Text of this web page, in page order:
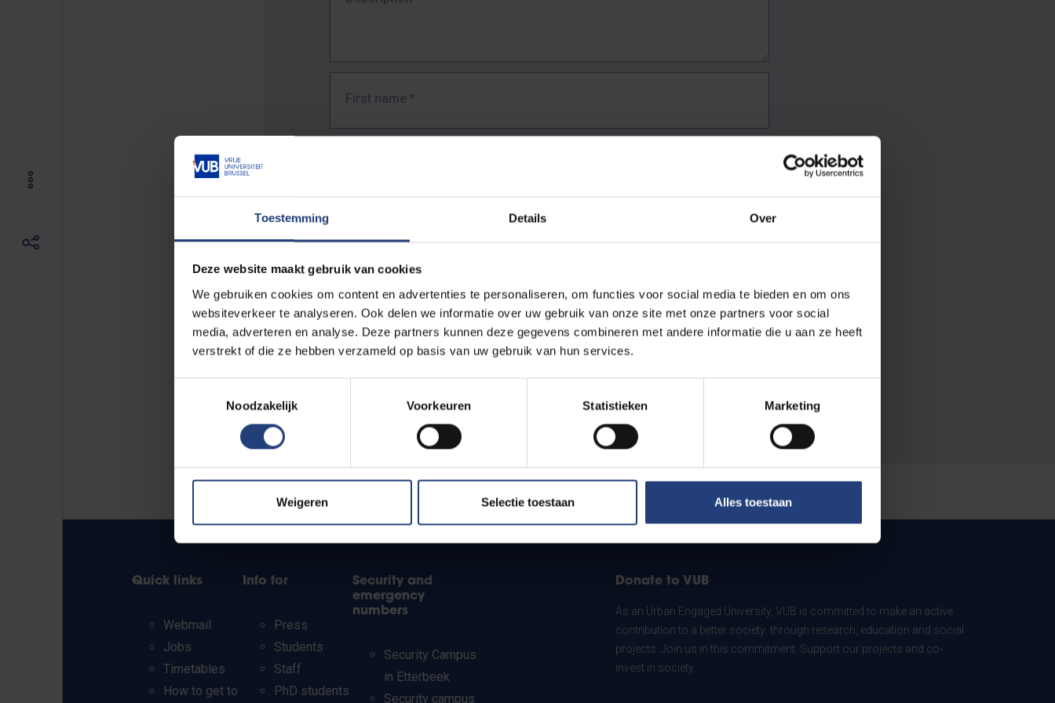
Toestemming Details Over
Deze website maakt gebruik van cookies
We gebruiken cookies om content en advertenties te personaliseren, om functies voor social media te bieden en om ons
websiteverkeer te analyseren. Ook delen we informatie over uw gebruik van onze site met onze partners voor social
media, adverteren en analyse. Deze partners kunnen deze gegevens combineren met andere informatie die u aan ze heeft
verstrekt of die ze hebben verzameld op basis van uw gebruik van hun services.
Noodzakelijk
Voorkeuren Statistieken Marketing
Weigeren Selectie toestaan Alles toestaan
First name *
The full URL of the page where you encountered the error.
E.g. https://www.vub.be/nl/studeren-aan-de-vub/alle-opleidingen
Quick links
Webmail
Jobs
Timetables
How to get to
Info for
Press
Students
Staff
PhD students
Security and
emergency
numbers
Security Campus
in Etterbeek
Security campus
Donate to VUB
As an Urban Engaged University, VUB is committed to make an active
contribution to a better society: through research, education and social
projects. Join us in this commitment. Support our projects and co-
invest in society.